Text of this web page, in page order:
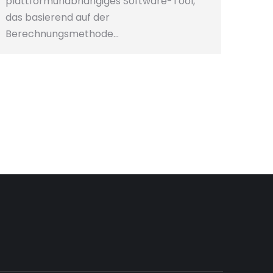
das basierend auf der
Berechnungsmethode…